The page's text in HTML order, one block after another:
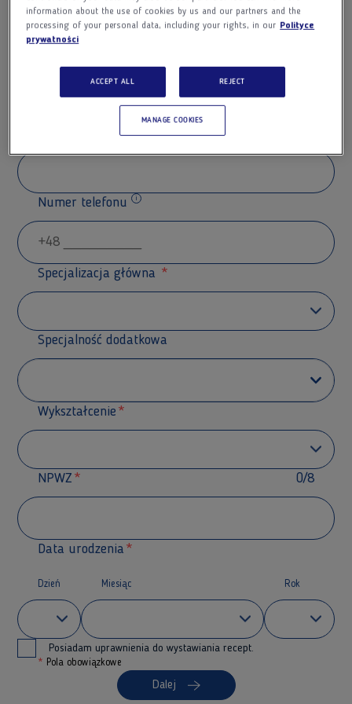
Numer telefonu
Specjalizacja główna
Specjalność dodatkowa
Wykształcenie
NPWZ 0/8
Data urodzenia
Dzień Miesiąc Rok
Posiadam uprawnienia do wystawiania recept.
* Pola obowiązkowe
Dalej
information about the use of cookies by us and our partners and the
processing of your personal data, including your rights, in our Polityce
prywatności
ACCEPT ALL REJECT
MANAGE COOKIES